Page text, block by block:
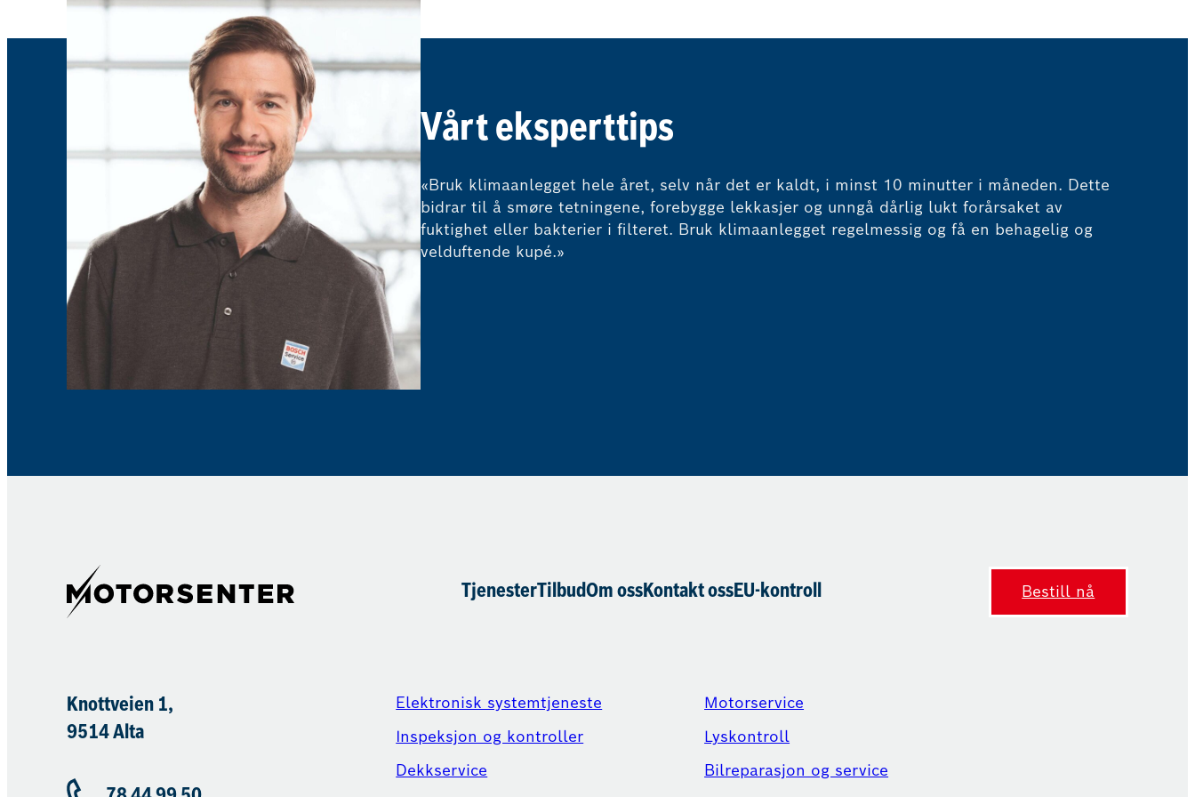
Vårt eksperttips
«Bruk klimaanlegget hele året, selv når det er kaldt, i minst 10 minutter i måneden. Dette
bidrar til å smøre tetningene, forebygge lekkasjer og unngå dårlig lukt forårsaket av
fuktighet eller bakterier i filteret. Bruk klimaanlegget regelmessig og få en behagelig og
velduftende kupé.»
TjenesterTilbudOm ossKontakt ossEU-kontroll Bestill nå
Knottveien 1,
9514 Alta
Elektronisk systemtjeneste
Inspeksjon og kontroller
Dekkservice
Motorservice
Lyskontroll
Bilreparasjon og service